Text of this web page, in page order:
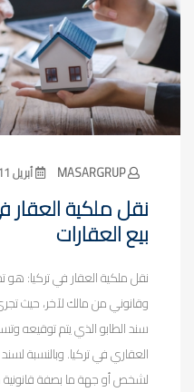
MASARGRUP أبريل 11, 2023
نقل ملكية العقار
بيع العقارات
نقل ملكية العقار في تركيا:
وقانوني من مالك لآخر، حيث تجري
سند الطابو الذي يتم توقيعه
العقاري في تركيا. وبالنسبة لسند
لشخص أو جهة ما بصفة قانونية